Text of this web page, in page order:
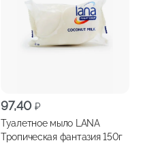
97,40 ₽
Туалетное мыло LANA
Тропическая фантазия 150г